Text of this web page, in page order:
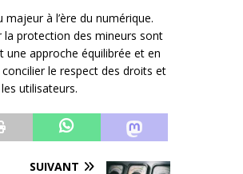
à l’ère du numérique.
la protection des mineurs sont
approche équilibrée et en
le respect des droits et
utilisateurs.
SUIVANT